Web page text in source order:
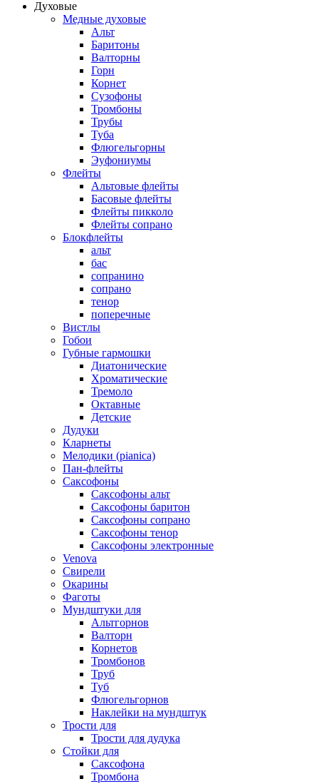
Духовые
Медные духовые
Альт
Баритоны
Валторны
Горн
Корнет
Сузофоны
Тромбоны
Трубы
Туба
Флюгельгорны
Эуфониумы
Флейты
Альтовые флейты
Басовые флейты
Флейты пикколо
Флейты сопрано
Блокфлейты
альт
бас
сопранино
сопрано
тенор
поперечные
Вистлы
Гобои
Губные гармошки
Диатонические
Хроматические
Тремоло
Октавные
Детские
Дудуки
Кларнеты
Мелодики (pianica)
Пан-флейты
Саксофоны
Саксофоны альт
Саксофоны баритон
Саксофоны сопрано
Саксофоны тенор
Саксофоны электронные
Venova
Свирели
Окарины
Фаготы
Мундштуки для
Альтгорнов
Валторн
Корнетов
Тромбонов
Труб
Туб
Флюгельгорнов
Наклейки на мундштук
Трости для
Трости для дудука
Стойки для
Саксофона
Тромбона